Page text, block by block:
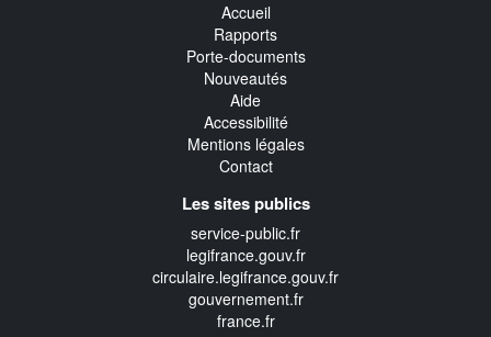
Accueil
Rapports
Porte-documents
Nouveautés
Aide
Accessibilité
Mentions légales
Contact
Les sites publics
service-public.fr
legifrance.gouv.fr
circulaire.legifrance.gouv.fr
gouvernement.fr
france.fr